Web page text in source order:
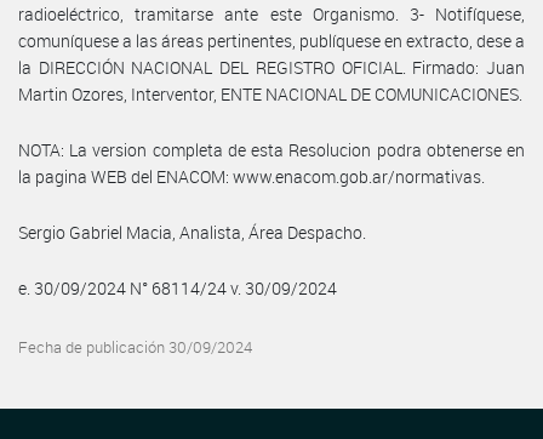
radioeléctrico, tramitarse ante este Organismo. 3- Notifíquese,
comuníquese a las áreas pertinentes, publíquese en extracto, dese a
la DIRECCIÓN NACIONAL DEL REGISTRO OFICIAL. Firmado: Juan
Martin Ozores, Interventor, ENTE NACIONAL DE COMUNICACIONES.
NOTA: La version completa de esta Resolucion podra obtenerse en
la pagina WEB del ENACOM: www.enacom.gob.ar/normativas.
Sergio Gabriel Macia, Analista, Área Despacho.
e. 30/09/2024 N° 68114/24 v. 30/09/2024
Fecha de publicación 30/09/2024